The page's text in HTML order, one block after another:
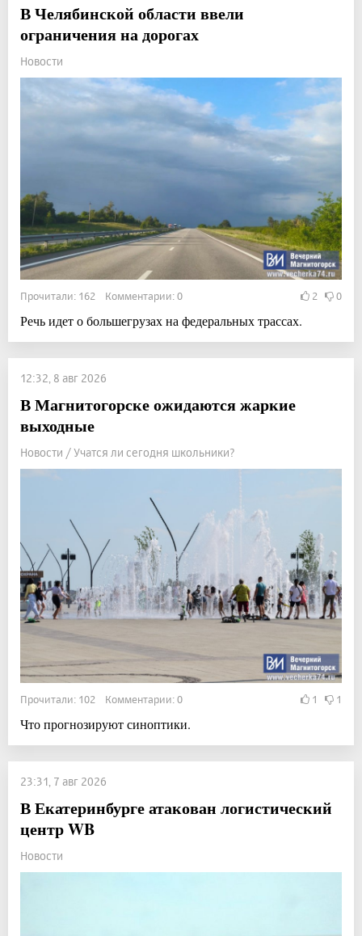
В Челябинской области ввели
ограничения на дорогах
Новости
Прочитали: 162 Комментарии: 0 2 0
Речь идет о большегрузах на федеральных трассах.
12:32, 8 авг 2026
В Магнитогорске ожидаются жаркие
выходные
Новости / Учатся ли сегодня школьники?
Прочитали: 102 Комментарии: 0 1 1
Что прогнозируют синоптики.
23:31, 7 авг 2026
В Екатеринбурге атакован логистический
центр WB
Новости